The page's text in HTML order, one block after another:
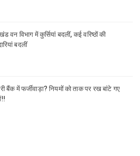
वन विभाग में कुर्सियां बदलीं, कई वरिष्ठों की
बदलीं
बैंक में फर्जीवाड़ा? नियमों को ताक पर रख बांटे गए